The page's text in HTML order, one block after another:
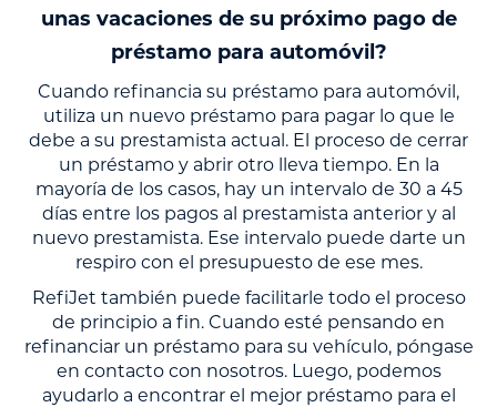
unas vacaciones de su próximo pago de
préstamo para automóvil?
Cuando refinancia su préstamo para automóvil,
utiliza un nuevo préstamo para pagar lo que le
debe a su prestamista actual. El proceso de cerrar
un préstamo y abrir otro lleva tiempo. En la
mayoría de los casos, hay un intervalo de 30 a 45
días entre los pagos al prestamista anterior y al
nuevo prestamista. Ese intervalo puede darte un
respiro con el presupuesto de ese mes.
RefiJet también puede facilitarle todo el proceso
de principio a fin. Cuando esté pensando en
refinanciar un préstamo para su vehículo, póngase
en contacto con nosotros. Luego, podemos
ayudarlo a encontrar el mejor préstamo para el